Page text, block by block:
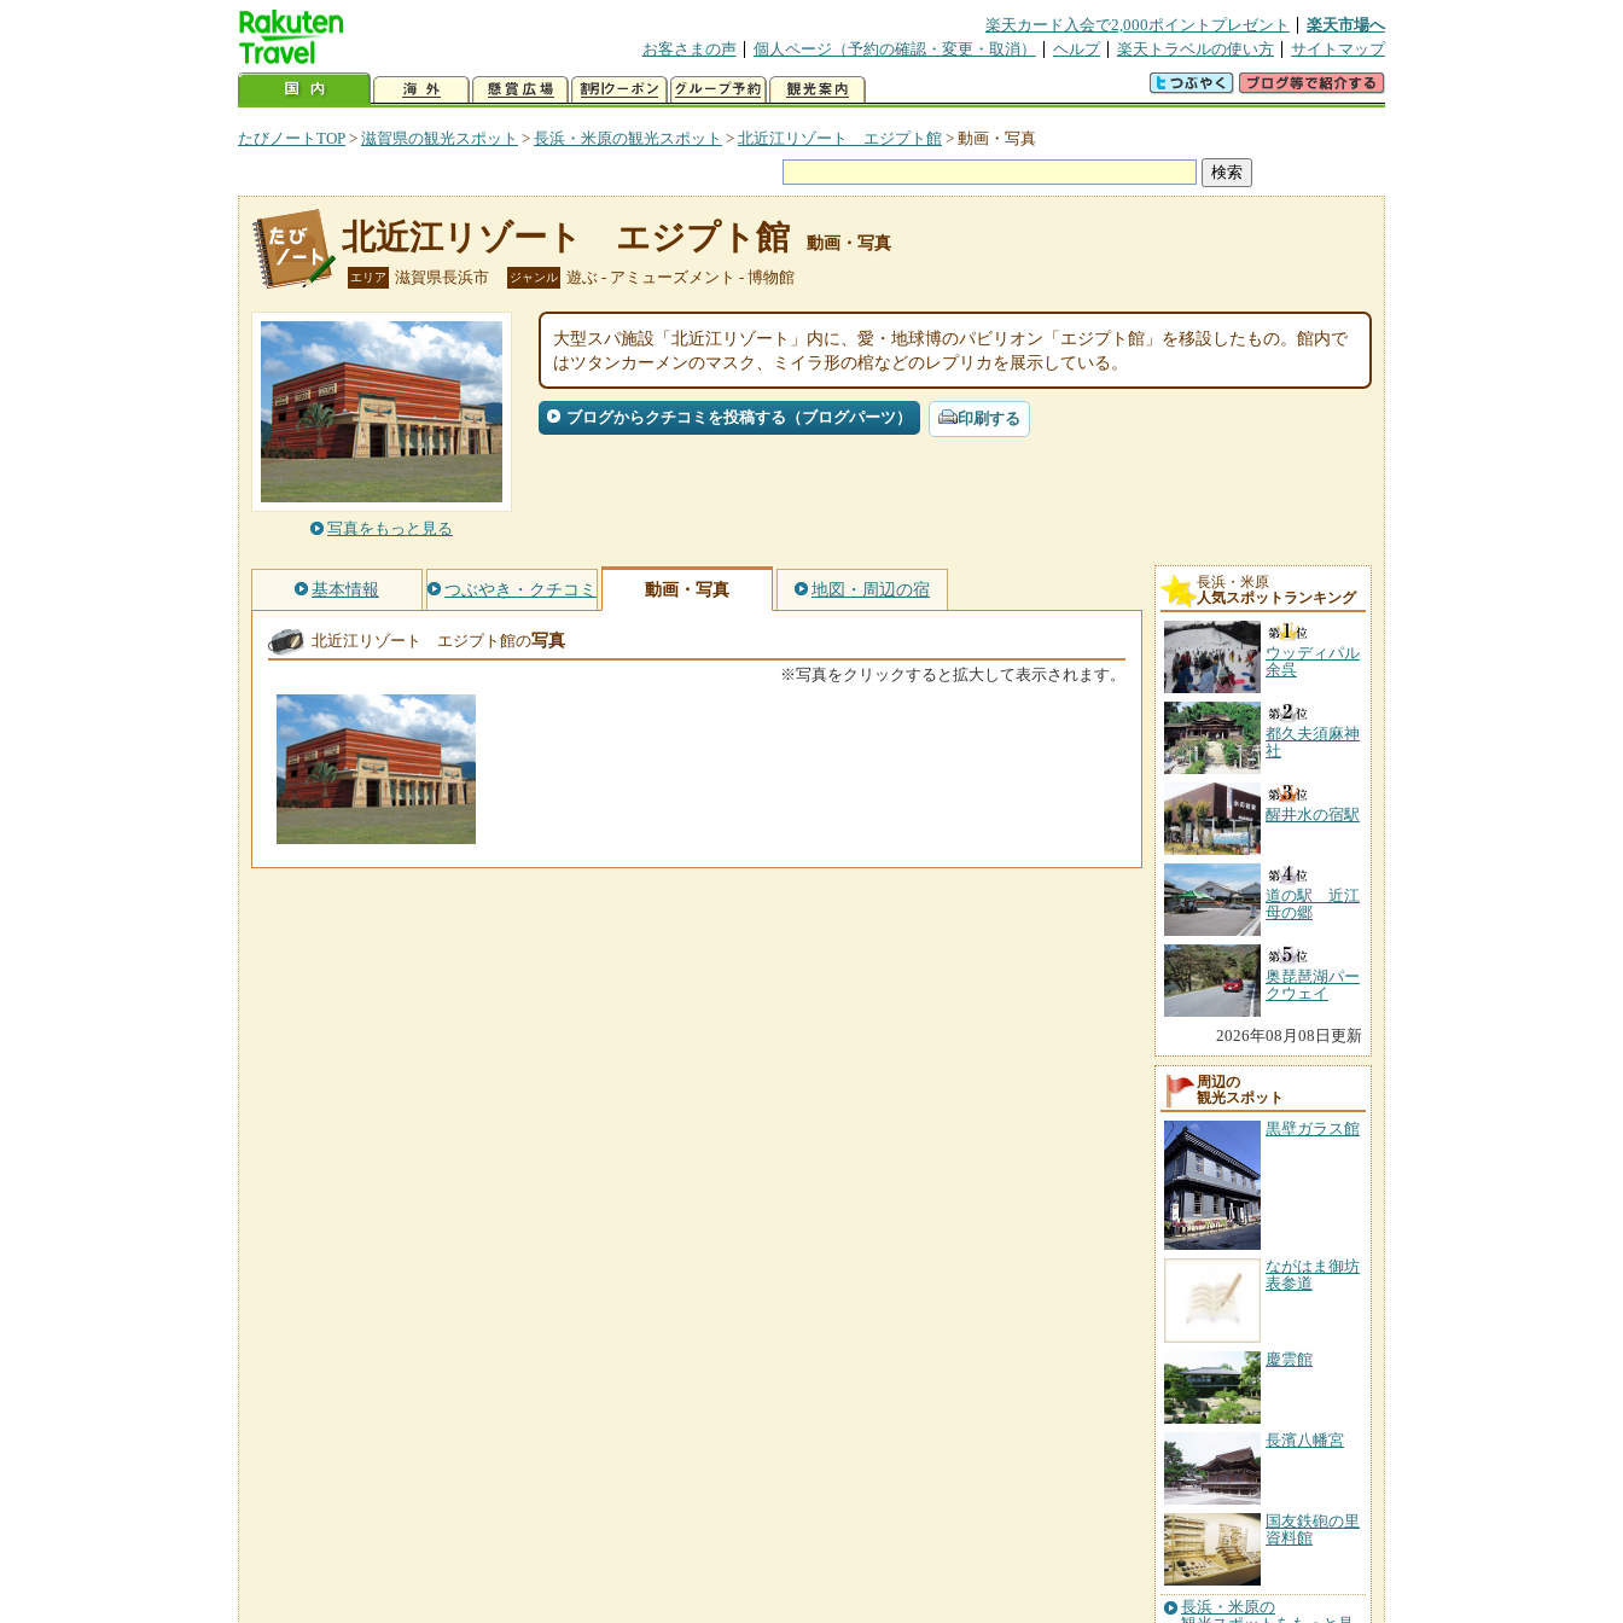
楽天カード入会で2,000ポイントプレゼント
楽天市場へ
お客さまの声
個人ページ（予約の確認・変更・取消） ヘルプ 楽天トラベルの使い方 サイトマップ
たびノートTOP > 滋賀県の観光スポット > 長浜・米原の観光スポット > 北近江リゾート エジプト館 > 動画・写真
北近江リゾート エジプト館 動画・写真
エリア 滋賀県長浜市 ジャンル 遊ぶ - アミューズメント - 博物館
写真をもっと見る
大型スパ施設「北近江リゾート」内に、愛・地球博のパビリオン「エジプト館」を移設したもの。館内で
はツタンカーメンのマスク、ミイラ形の棺などのレプリカを展示している。
ブログからクチコミを投稿する（ブログパーツ） 印刷する
基本情報 つぶやき・クチコミ 動画・写真 地図・周辺の宿
北近江リゾート エジプト館の写真
※写真をクリックすると拡大して表示されます。
長浜・米原
人気スポットランキング
ウッディパル
余呉
都久夫須麻神
社
醒井水の宿駅
道の駅 近江
母の郷
奥琵琶湖パー
クウェイ
2026年08月08日更新
周辺の
観光スポット
黒壁ガラス館
ながはま御坊
表参道
慶雲館
長濱八幡宮
国友鉄砲の里
資料館
長浜・米原の